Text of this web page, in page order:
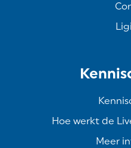
Hoe werkt de
Meer